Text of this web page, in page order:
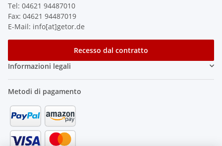
Tel: 04621 94487010
Fax: 04621 94487019
E-Mail: info[at]getor.de
Recesso dal contratto
Informazioni legali
Metodi di pagamento